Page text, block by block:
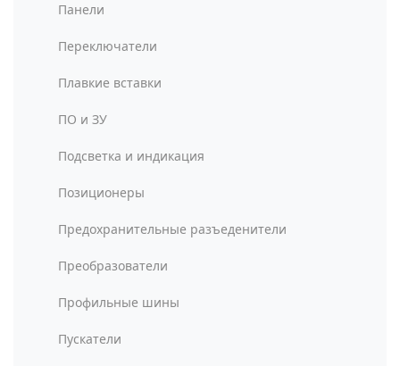
Панели
Переключатели
Плавкие вставки
ПО и ЗУ
Подсветка и индикация
Позиционеры
Предохранительные разъеденители
Преобразователи
Профильные шины
Пускатели